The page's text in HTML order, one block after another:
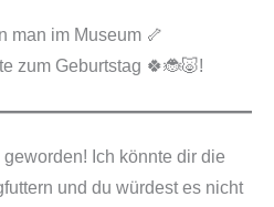
man im Museum 🦴
zum Geburtstag 🍀🐞🐷!
Ich könnte dir die
und du würdest es nicht